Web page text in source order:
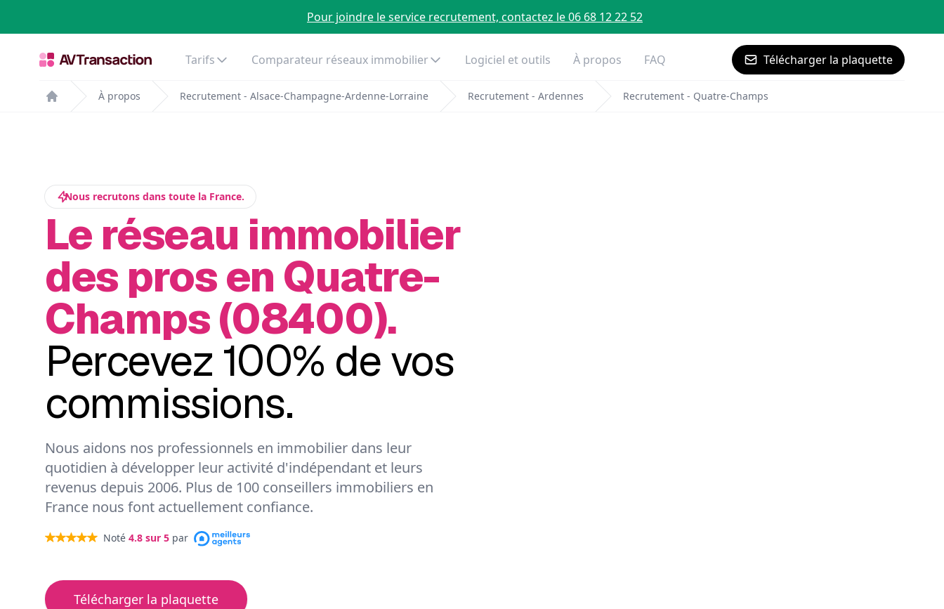
Pour joindre le service recrutement, contactez le 06 68 12 22 52
Tarifs Comparateur réseaux immobilier Logiciel et outils À propos FAQ Télécharger la plaquette
Home
À propos Recrutement - Alsace-Champagne-Ardenne-Lorraine Recrutement - Ardennes Recrutement - Quatre-Champs
Nous recrutons dans toute la France.
Le réseau immobilier
des pros en Quatre-
Champs (08400).
Percevez 100% de vos
commissions.
Nous aidons nos professionnels en immobilier dans leur
quotidien à développer leur activité d'indépendant et leurs
revenus depuis 2006. Plus de 100 conseillers immobiliers en
France nous font actuellement confiance.
Noté 4.8 sur 5 par
Télécharger la plaquette